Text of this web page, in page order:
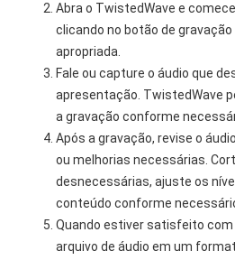
Abra o TwistedWave e
clicando no botão de
apropriada.
Fale ou capture o áudio que
apresentação. TwistedWave
a gravação conforme
Após a gravação, revise o
ou melhorias necessárias.
desnecessárias, ajuste os
conteúdo conforme
Quando estiver satisfeito com
arquivo de áudio em um